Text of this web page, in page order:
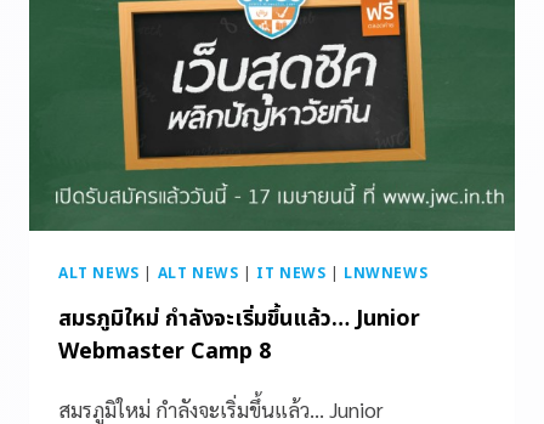
ALT NEWS | ALT NEWS | IT NEWS | LNWNEWS
สมรภูมิใหม่ กำลังจะเริ่มขึ้นแล้ว… Junior
Webmaster Camp 8
สมรภูมิใหม่ กำลังจะเริ่มขึ้นแล้ว… Junior